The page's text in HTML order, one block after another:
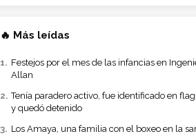
🔥 Más leídas
Festejos por el mes de las infancias en
Allan
Tenía paradero activo, fue identificado en
y quedó detenido
Los Amaya, una familia con el boxeo en la